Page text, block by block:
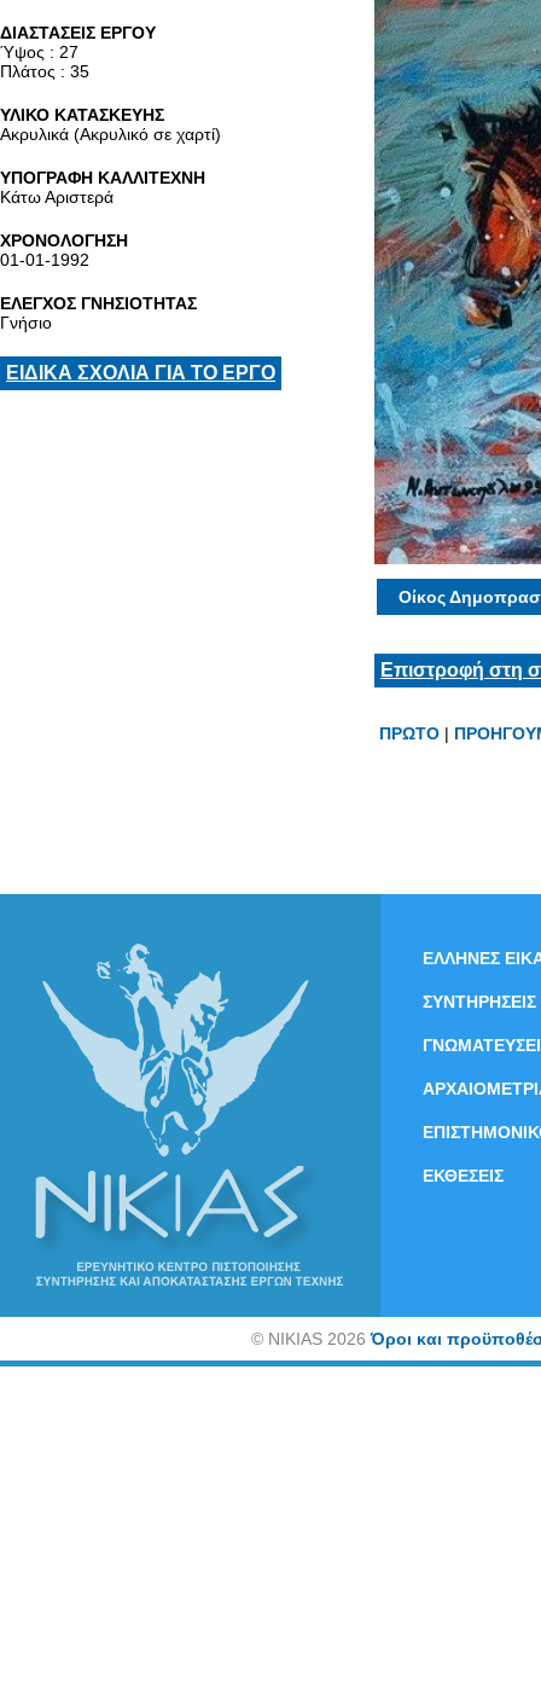
ΔΙΑΣΤΑΣΕΙΣ ΕΡΓΟΥ
Ύψος : 27
Πλάτος : 35
ΥΛΙΚΟ ΚΑΤΑΣΚΕΥΗΣ
Ακρυλικά (Ακρυλικό σε χαρτί)
ΥΠΟΓΡΑΦΗ ΚΑΛΛΙΤΕΧΝΗ
Κάτω Αριστερά
ΧΡΟΝΟΛΟΓΗΣΗ
01-01-1992
ΕΛΕΓΧΟΣ ΓΝΗΣΙΟΤΗΤΑΣ
Γνήσιο
ΕΙΔΙΚΑ ΣΧΟΛΙΑ ΓΙΑ ΤΟ ΕΡΓΟ
Οίκος
Επιστροφή στη
ΠΡΩΤΟ |
ΕΛΛΗΝΕΣ
ΣΥΝΤΗΡΗΣΕΙΣ
ΕΚΘΕΣΕΙΣ
©NIKIAS 2026Όροι και